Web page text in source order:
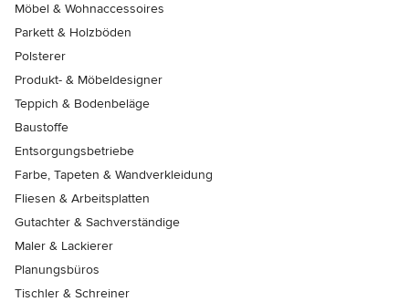
Möbel & Wohnaccessoires
Parkett & Holzböden
Polsterer
Produkt- & Möbeldesigner
Teppich & Bodenbeläge
Baustoffe
Entsorgungsbetriebe
Farbe, Tapeten & Wandverkleidung
Fliesen & Arbeitsplatten
Gutachter & Sachverständige
Maler & Lackierer
Planungsbüros
Tischler & Schreiner